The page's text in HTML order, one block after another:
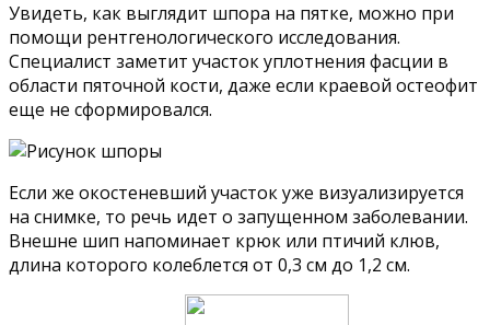
Увидеть, как выглядит шпора на пятке, можно при
помощи рентгенологического исследования.
Специалист заметит участок уплотнения фасции в
области пяточной кости, даже если краевой остеофит
еще не сформировался.
Если же окостеневший участок уже визуализируется
на снимке, то речь идет о запущенном заболевании.
Внешне шип напоминает крюк или птичий клюв,
длина которого колеблется от 0,3 см до 1,2 см.